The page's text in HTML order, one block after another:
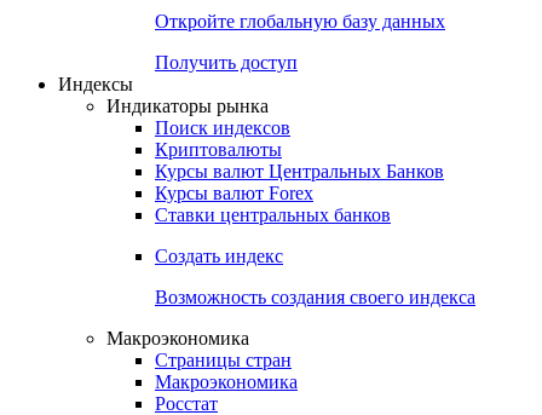
Откройте глобальную базу данных
Получить доступ
Индексы
Индикаторы рынка
Поиск индексов
Криптовалюты
Курсы валют Центральных Банков
Курсы валют Forex
Ставки центральных банков
Создать индекс
Возможность создания своего индекса
Макроэкономика
Страницы стран
Макроэкономика
Росстат